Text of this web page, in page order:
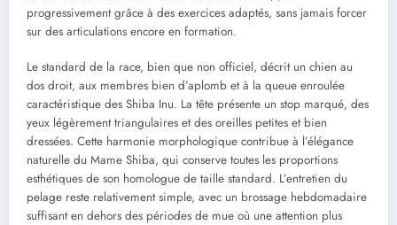
progressivement grâce à des exercices adaptés, sans jamais forcer
sur des articulations encore en formation.
Le standard de la race, bien que non officiel, décrit un chien au
dos droit, aux membres bien d’aplomb et à la queue enroulée
caractéristique des Shiba Inu. La tête présente un stop marqué, des
yeux légèrement triangulaires et des oreilles petites et bien
dressées. Cette harmonie morphologique contribue à l’élégance
naturelle du Mame Shiba, qui conserve toutes les proportions
esthétiques de son homologue de taille standard. L’entretien du
pelage reste relativement simple, avec un brossage hebdomadaire
suffisant en dehors des périodes de mue où une attention plus